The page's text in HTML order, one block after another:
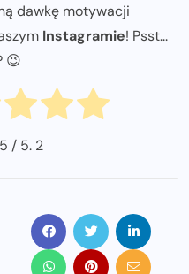
dawkę motywacji
Instagramie! Psst...
😉
5 / 5. 2